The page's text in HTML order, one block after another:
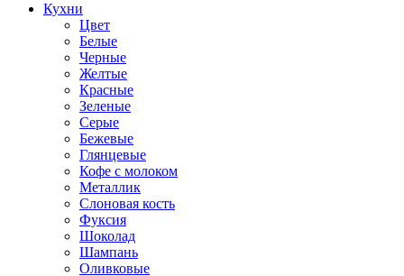
Кухни
Цвет
Белые
Черные
Желтые
Красные
Зеленые
Серые
Бежевые
Глянцевые
Кофе с молоком
Металлик
Слоновая кость
Фуксия
Шоколад
Шампань
Оливковые